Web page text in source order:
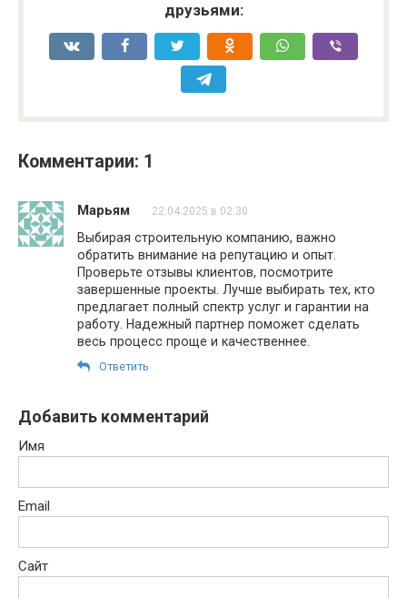
друзьями:
Комментарии: 1
Марьям 22.04.2025 в 02:30
Выбирая строительную компанию, важно
обратить внимание на репутацию и опыт.
Проверьте отзывы клиентов, посмотрите
завершенные проекты. Лучше выбирать тех, кто
предлагает полный спектр услуг и гарантии на
работу. Надежный партнер поможет сделать
весь процесс проще и качественнее.
Ответить
Добавить комментарий
Имя
Email
Сайт